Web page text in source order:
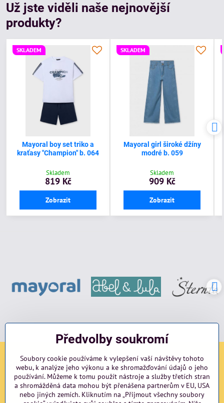
Už jste viděli naše nejnovější
produkty?
SKLADEM
Mayoral boy set triko a
kraťasy "Champion" b. 064
Skladem
819 Kč
Zobrazit
SKLADEM
Mayoral girl široké džíny
modré b. 059
Skladem
909 Kč
Zobrazit
Sociální sítě
Facebook Instagram blog
Předvolby soukromí
Soubory cookie používáme k vylepšení vaší návštěvy tohoto
webu, k analýze jeho výkonu a ke shromažďování údajů o jeho
používání. Můžeme k tomu použít nástroje a služby třetích stran
a shromážděná data mohou být přenášena partnerům v EU, USA
nebo jiných zemích. Kliknutím na „Přijmout všechny soubory